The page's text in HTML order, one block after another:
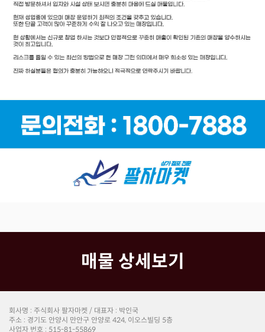
매물 상세보기
회사명 : 주식회사 팔자마켓 / 대표자 : 박인국
주소 : 경기도 안양시 만안구 안양로 424, 이오스빌딩 5층
사업자 번호 : 515-81-55869